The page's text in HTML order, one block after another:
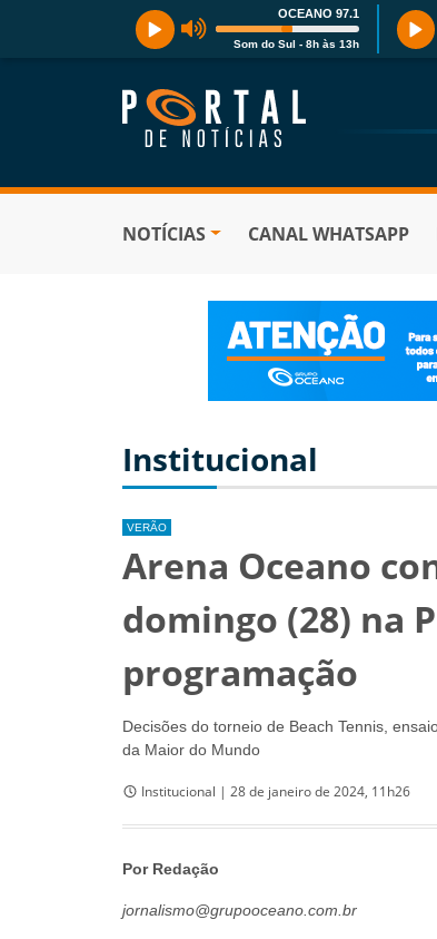
OCEANO 97.1
Som do Sul - 8h às 13h
NOTÍCIAS CANAL WHATSAPP
Institucional
VERÃO
Arena Oceano
domingo (28) na
programação
Decisões do torneio de Beach Tennis,
da Maior do Mundo
Institucional | 28 de janeiro de 2024, 11h26
Por Redação
jornalismo@grupooceano.com.br